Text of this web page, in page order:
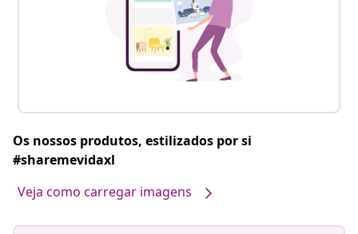
Os nossos produtos, estilizados por si
#sharemevidaxl
Veja como carregar imagens